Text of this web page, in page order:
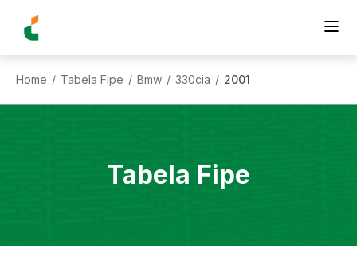
Home / Tabela Fipe / Bmw / 330cia / 2001
Tabela Fipe